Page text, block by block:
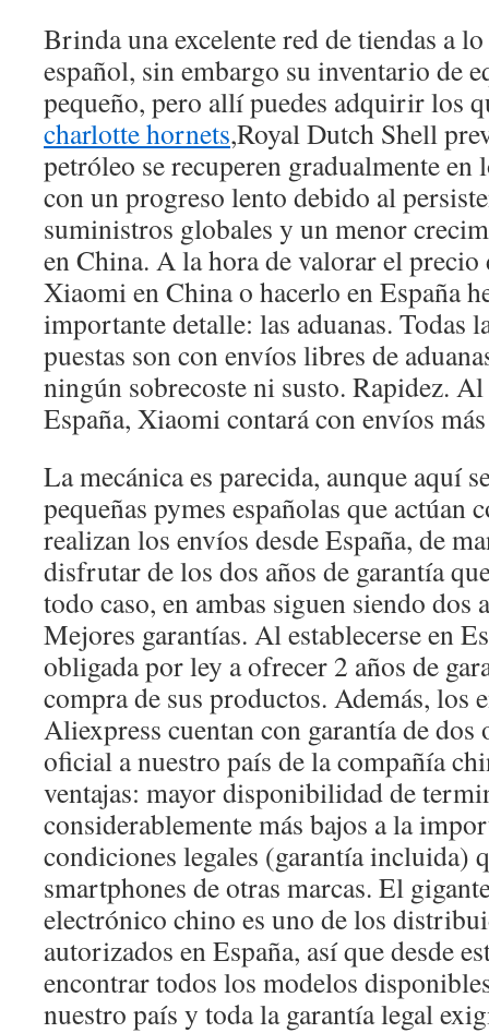
Brinda una excelente red de tiendas a
español, sin embargo su inventario de
pequeño, pero allí puedes adquirir los
charlotte hornets,Royal Dutch Shell
petróleo se recuperen gradualmente
con un progreso lento debido al
suministros globales y un menor
en China. A la hora de valorar el
Xiaomi en China o hacerlo en España
importante detalle: las aduanas. Todas
puestas son con envíos libres de
ningún sobrecoste ni susto. Rapidez.
España, Xiaomi contará con envíos
La mecánica es parecida, aunque aquí
pequeñas pymes españolas que
realizan los envíos desde España, de
disfrutar de los dos años de garantía
todo caso, en ambas siguen siendo dos
Mejores garantías. Al establecerse en
obligada por ley a ofrecer 2 años de
compra de sus productos. Además, los
Aliexpress cuentan con garantía de dos
oficial a nuestro país de la compañía
ventajas: mayor disponibilidad de
considerablemente más bajos a la
condiciones legales (garantía incluida)
smartphones de otras marcas. El
electrónico chino es uno de los
autorizados en España, así que desde
encontrar todos los modelos
nuestro país y toda la garantía legal